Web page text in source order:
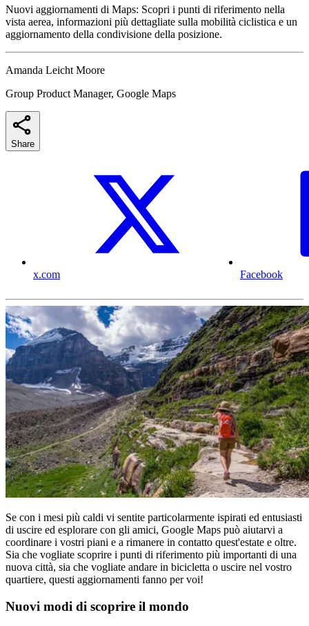
Nuovi aggiornamenti di Maps: Scopri i punti di riferimento nella
vista aerea, informazioni più dettagliate sulla mobilità ciclistica e un
aggiornamento della condivisione della posizione.
Amanda Leicht Moore
Group Product Manager, Google Maps
Share
x.com Facebook
Se con i mesi più caldi vi sentite particolarmente ispirati ed entusiasti
di uscire ed esplorare con gli amici, Google Maps può aiutarvi a
coordinare i vostri piani e a rimanere in contatto quest'estate e oltre.
Sia che vogliate scoprire i punti di riferimento più importanti di una
nuova città, sia che vogliate andare in bicicletta o uscire nel vostro
quartiere, questi aggiornamenti fanno per voi!
Nuovi modi di scoprire il mondo